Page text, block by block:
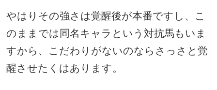
やはりその強さは覚醒後が本番ですし、こ
のままでは同名キャラという対抗馬もいま
すから、こだわりがないのならさっさと覚
醒させたくはあります。